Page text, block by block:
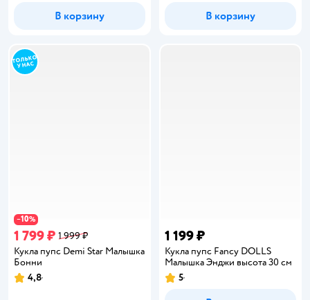
В корзину В корзину
−10%
1 799 ₽ 1 999 ₽
Кукла пупс Demi Star Малышка
Бонни
Рейтинг:
4,8
1 199 ₽
Кукла пупс Fancy DOLLS
Малышка Энджи высота 30 см
Рейтинг:
5